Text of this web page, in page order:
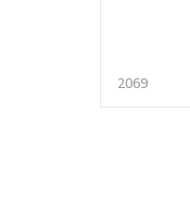
2069